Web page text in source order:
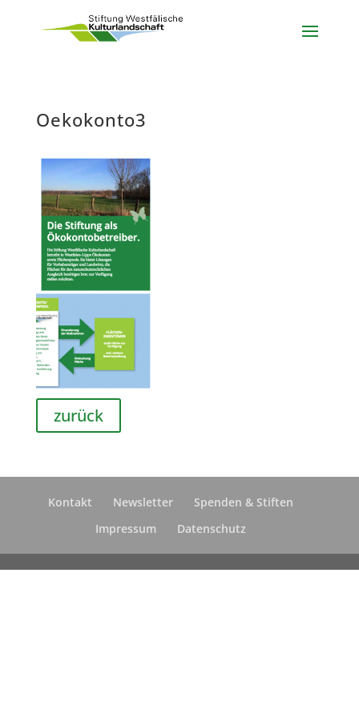
Oekokonto3
zurück
Kontakt Newsletter
Spenden & Stiften
Impressum
Datenschutz